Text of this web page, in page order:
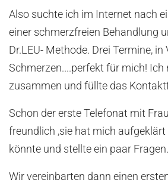
Also suchte ich im Internet nach
einer schmerzfreien Behandlung
Dr.LEU- Methode. Drei Termine,
Schmerzen....perfekt für mich!
zusammen und füllte das
Schon der erste Telefonat mit
freundlich ,sie hat mich
könnte und stellte ein paar Fragen.
Wir vereinbarten dann einen